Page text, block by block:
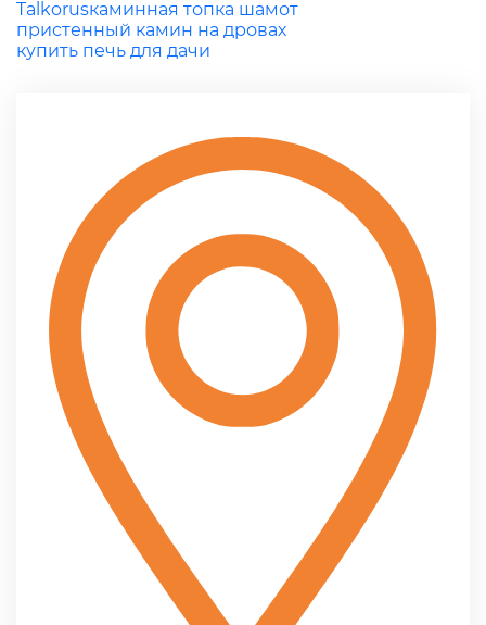
Talkorusкаминная топка шамот
пристенный камин на дровах
купить печь для дачи